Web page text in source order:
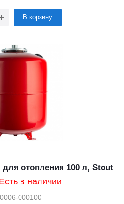
В корзину
отопления 100 л, Stout
Есть в наличии
000100